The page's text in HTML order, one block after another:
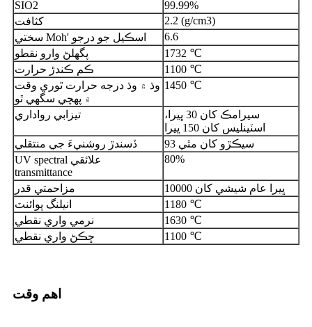
SIO2
99.99%
کثافت
2.2 (g/cm3)
سختي Moh' اسڪيل جو درجو
6.6
پگھلڻ وارو نقطو
1732 ℃
ڪم ڪندڙ حرارت
1100 ℃
وڌ ۾ وڌ درجه حرارت ٿوري وقت
۾ پهچي سگهي ٿو
1450 ℃
تيزابي رواداري
سيرامڪ کان 30 ڀيرا،
اسٽينلیس کان 150 ڀيرا
ڏسندڙ روشنيءَ جي منتقلي
93 سيڪڙو کان مٿي
UV spectral علائقي
transmittance
80%
مزاحمتي قدر
10000 ڀيرا عام شيشي کان
انيلنگ پوائنٽ
1180 ℃
نرمي واري نقطي
1630 ℃
ڇڪڻ واري نقطي
1100 ℃
اهم وقت